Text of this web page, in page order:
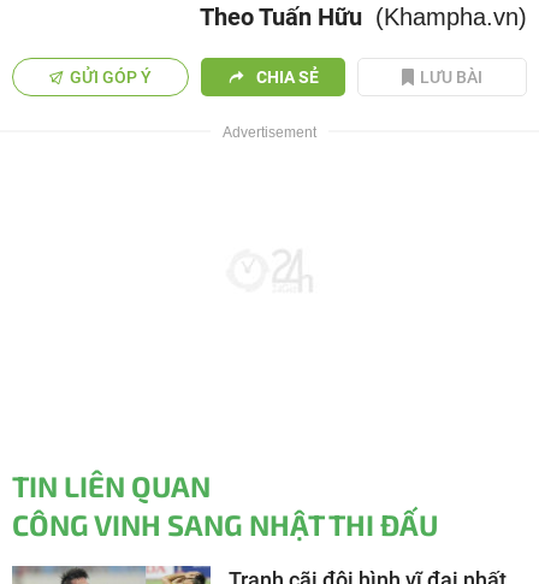
Theo Tuấn Hữu (Khampha.vn)
GỬI GÓP Ý CHIA SẺ LƯU BÀI
TIN LIÊN QUAN
CÔNG VINH SANG NHẬT THI ĐẤU